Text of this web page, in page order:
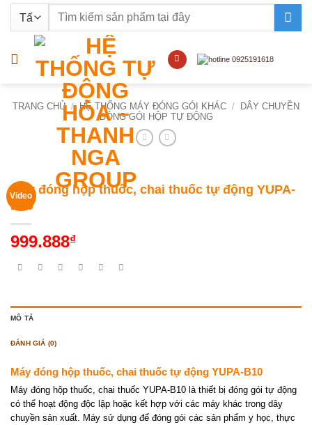
nội
Tìm
TRANG CHỦ / HỆ THỐNG MÁY ĐÓNG GÓI KHÁC /
DÂY CHUYỀN
ĐÓNG GÓI HỘP TỰ ĐỘNG
Video
Máy đóng hộp thuốc, chai thuốc tự động YUPA-
B10
999.888₫
MÔ TẢ
ĐÁNH GIÁ (0)
Máy đóng hộp thuốc, chai thuốc tự động YUPA-B10
Máy đóng hộp thuốc, chai thuốc YUPA-B10 là thiết bị đóng gói tự động
có thể hoạt động độc lập hoặc kết hợp với các máy khác trong dây
chuyền sản xuất. Máy sử dụng để đóng gói các sản phẩm y học, thực